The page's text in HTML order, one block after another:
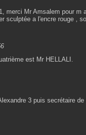
merci Mr Amsalem pour m
sculptée a l'encre rouge ,
est Mr HELLALI.
3 puis secrétaire de